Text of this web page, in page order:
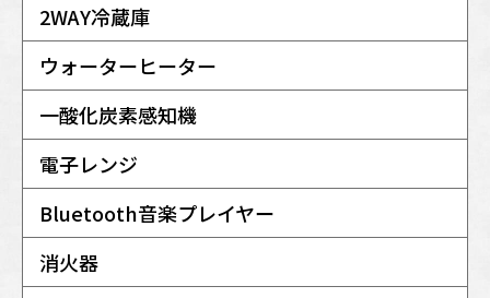
2WAY冷蔵庫
ウォーターヒーター
一酸化炭素感知機
電子レンジ
Bluetooth音楽プレイヤー
消火器